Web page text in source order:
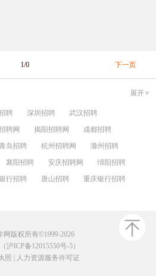
1/0 下一页
展开
聘 深圳招聘
武汉招聘
聘网 揭阳招聘网
成都招聘
岛招聘 杭州招聘网
滁州招聘
襄阳招聘 安庆招聘网
绵阳招聘
行招聘 唐山招聘
重庆银行招聘
网版权所有©1999-2026
沪ICP备12015550号-5）
照
人力资源服务许可证